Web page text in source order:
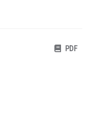
PDF